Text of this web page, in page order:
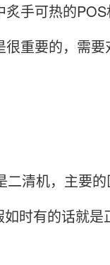
炙手可热的
重要的，需
清机，主要
时有的话就